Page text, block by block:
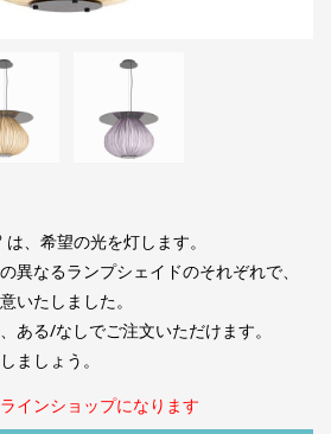
、希望の光を灯します。
異なるランプシェイドのそれぞれで、
いたしました。
ある/なしでご注文いただけます。
ましょう。
インショップになります